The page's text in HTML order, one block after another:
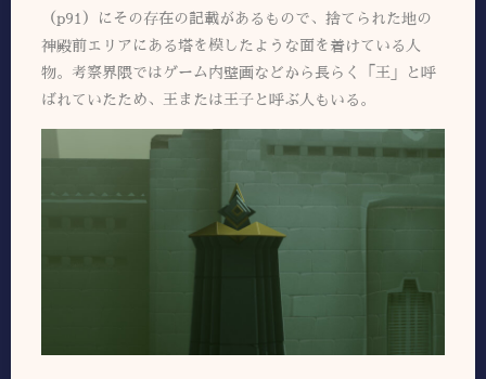
（p91）にその存在の記載があるもので、捨てられた地の
神殿前エリアにある塔を模したような面を着けている人
物。考察界隈ではゲーム内壁画などから長らく「王」と呼
ばれていたため、王または王子と呼ぶ人もいる。